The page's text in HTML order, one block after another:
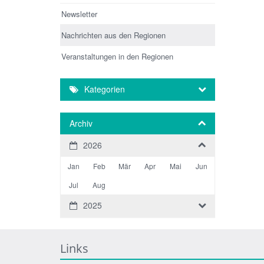
Newsletter
Nachrichten aus den Regionen
Veranstaltungen in den Regionen
Kategorien
Archiv
2026
Jan Feb Mär Apr Mai
Jun
Jul
Aug
2025
Links